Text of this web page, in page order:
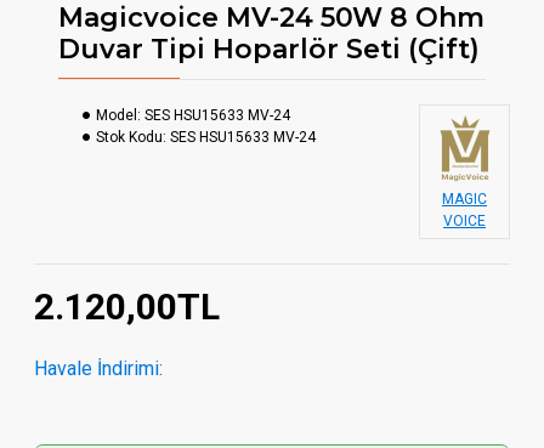
Magicvoice MV-24 50W 8 Ohm
Duvar Tipi Hoparlör Seti (Çift)
2.120,00TL
Havale İndirimi:
Model: SES HSU15633 MV-24
Stok Kodu: SES HSU15633 MV-24
MAGIC
VOICE